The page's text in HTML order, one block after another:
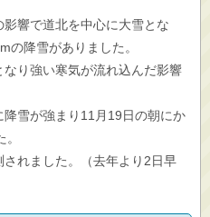
響で道北を中心に大雪とな
の降雪がありました。
り強い寒気が流れ込んだ影響
雪が強まり11月19日の朝にか
れました。（去年より2日早